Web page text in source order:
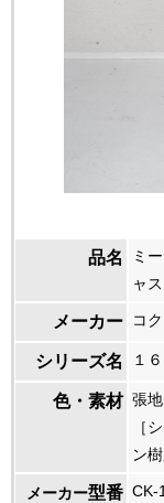
品名
ミ
ャ
メーカー コ
シリーズ名 １
色・素材 張
［
ン
メーカー型番 CK-